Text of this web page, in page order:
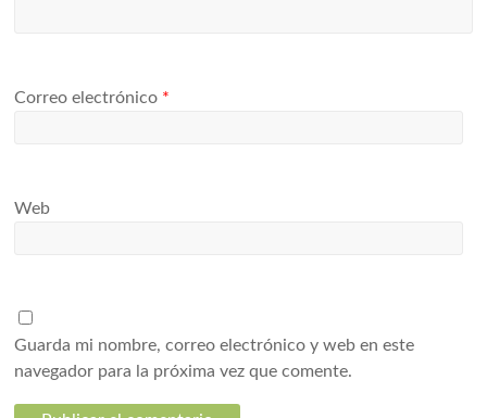
Correo electrónico *
Web
Guarda mi nombre, correo electrónico y web en este
navegador para la próxima vez que comente.